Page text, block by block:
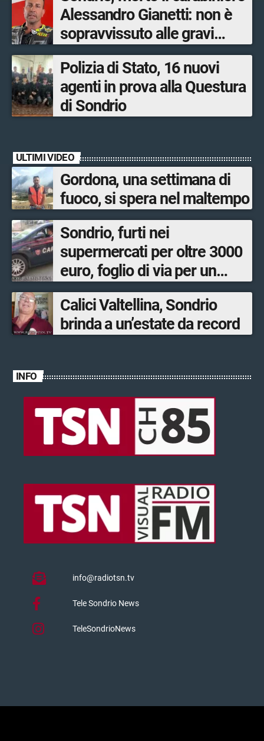
Alessandro Gianetti: non è
sopravvissuto alle gravi
ustioni
Polizia di Stato, 16 nuovi
agenti in prova alla Questura
di Sondrio
ULTIMI VIDEO
Gordona, una settimana di
fuoco, si spera nel maltempo
Sondrio, furti nei
supermercati per oltre 3000
euro, foglio di via per un
ventinovenne
Calici Valtellina, Sondrio
brinda a un’estate da record
INFO
info@radiotsn.tv
Tele Sondrio News
TeleSondrioNews